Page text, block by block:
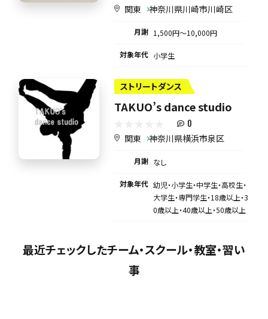
関東 神奈川県川崎市川崎区
月謝 1,500円〜10,000円
対象年代 小学生
ストリートダンス
TAKUO’s dance studio
0
関東 神奈川県横浜市泉区
月謝 なし
対象年代 幼児・小学生・中学生・高校生・
大学生・専門学生・18歳以上・3
0歳以上・40歳以上・50歳以上
最近チェックしたチーム・スクール・教室・習い
事